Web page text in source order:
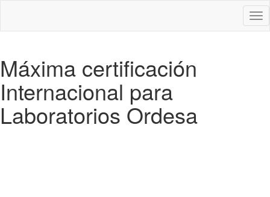
Máxima certificación
Internacional para
Laboratorios Ordesa